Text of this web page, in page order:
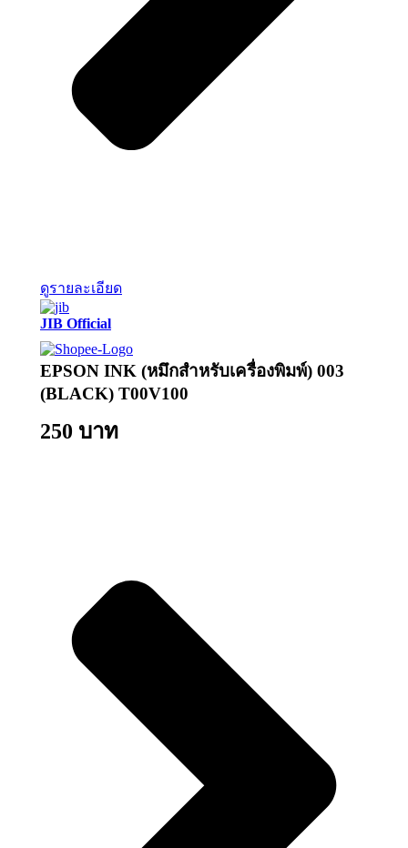
ดูรายละเอียด
JIB Official
EPSON INK (หมึกสำหรับเครื่องพิมพ์) 003
(BLACK) T00V100
250 บาท